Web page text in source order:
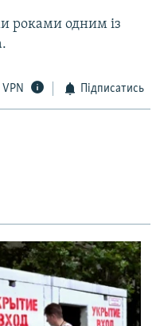
роками одним із
Підписатись